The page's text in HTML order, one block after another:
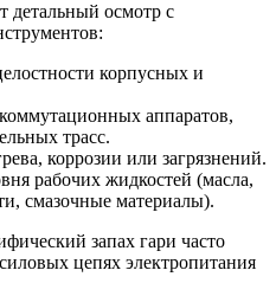
детальный осмотр с
корпусных и
аппаратов,
трасс.
коррозии или загрязнений.
рабочих жидкостей (масла,
смазочные материалы).
запах гари часто
цепях электропитания